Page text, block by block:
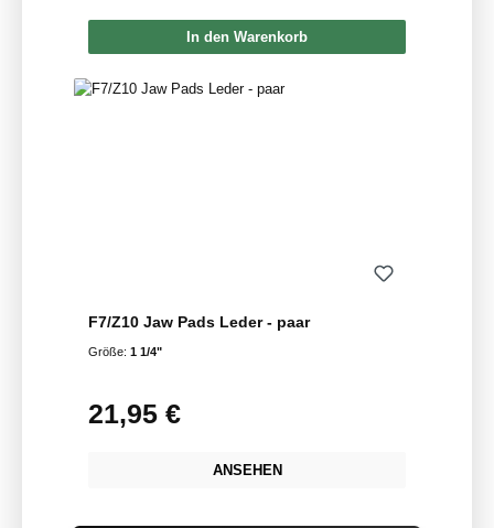
In den Warenkorb
F7/Z10 Jaw Pads Leder - paar
Größe: 1 1/4"
Regulärer Preis:
21,95 €
ANSEHEN